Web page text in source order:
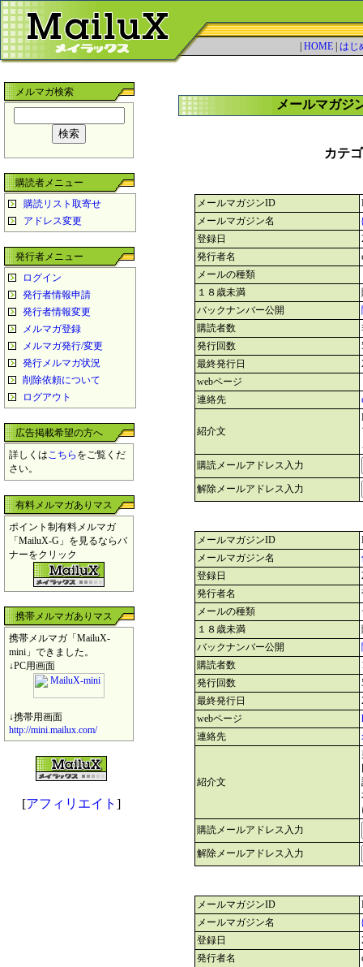
HOME| はじ
メルマガ検索
購読者メニュー
購読リスト取寄せ
アドレス変更
発行者メニュー
ログイン
発行者情報申請
発行者情報変更
メルマガ登録
メルマガ発行/変更
発行メルマガ状況
削除依頼について
ログアウト
広告掲載希望の方へ
詳しくはこちら をご覧くだ
さい。
有料メルマガありマス
ポイント制有料メルマガ
「MailuX-G」を見るならバ
ナーをクリック
携帯メルマガありマス
携帯メルマガ「MailuX-
mini」できました。
↓PC用画面
↓携帯用画面
http://mini.mailux.com/
[アフィリエイト ]
メールマガジ
カテ
メールマガジンID
メールマガジン名
登録日
発行者名
メールの種類
１８歳未満
バックナンバー公開
購読者数
発行回数
最終発行日
webページ
連絡先
紹介文
購読メールアドレス入力
解除メールアドレス入力
メールマガジンID
メールマガジン名
登録日
発行者名
メールの種類
１８歳未満
バックナンバー公開
購読者数
発行回数
最終発行日
webページ
連絡先
紹介文
購読メールアドレス入力
解除メールアドレス入力
メールマガジンID
メールマガジン名
登録日
発行者名